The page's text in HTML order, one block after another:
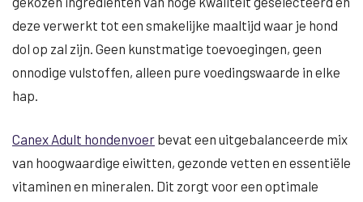
deze verwerkt tot een smakelijke maaltijd waar je hond
dol op zal zijn. Geen kunstmatige toevoegingen, geen
onnodige vulstoffen, alleen pure voedingswaarde in elke
hap.
Canex Adult hondenvoer bevat een uitgebalanceerde mix
van hoogwaardige eiwitten, gezonde vetten en essentiële
vitaminen en mineralen. Dit zorgt voor een optimale